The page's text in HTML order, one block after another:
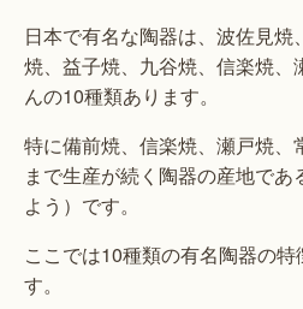
日本で有名な陶器は、波佐見
焼、益子焼、九谷焼、信楽焼、
んの10種類あります。
特に備前焼、信楽焼、瀬戸焼、
まで生産が続く陶器の産地であ
よう）です。
ここでは10種類の有名陶器の特
す。